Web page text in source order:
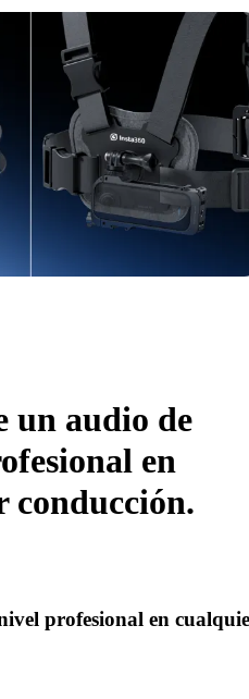
un audio de
en
conducción.
profesional en